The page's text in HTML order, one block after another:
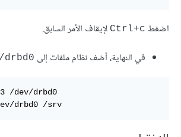
اضغط Ctrl+c لإيقاف الأمر السابق.
في النهاية، أضف نظام ملفات إلى ‎ drbd0
/dev/drbd0
drbd0 /srv